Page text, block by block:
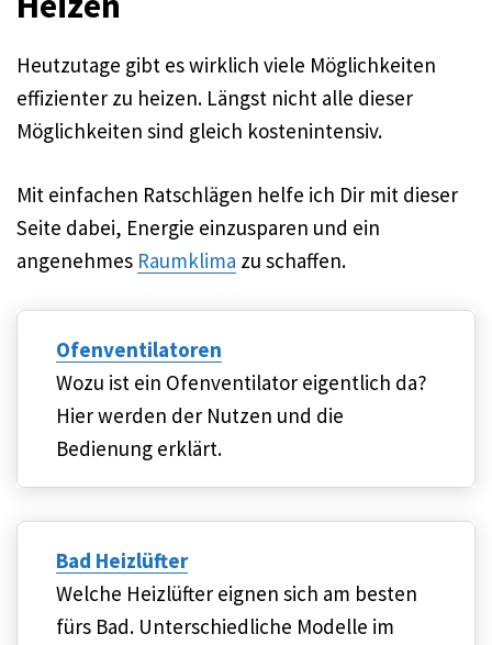
Heutzutage gibt es wirklich viele Möglichkeiten
effizienter zu heizen. Längst nicht alle dieser
Möglichkeiten sind gleich kostenintensiv.
Mit einfachen Ratschlägen helfe ich Dir mit dieser
Seite dabei, Energie einzusparen und ein
angenehmes Raumklima zu schaffen.
Ofenventilatoren
Wozu ist ein Ofenventilator eigentlich da?
Hier werden der Nutzen und die
Bedienung erklärt.
Bad Heizlüfter
Welche Heizlüfter eignen sich am besten
fürs Bad. Unterschiedliche Modelle im